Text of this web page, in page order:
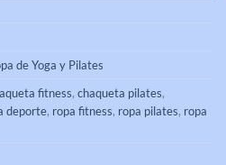
de Yoga y Pilates
fitness, chaqueta pilates,
deporte, ropa fitness, ropa pilates, ropa